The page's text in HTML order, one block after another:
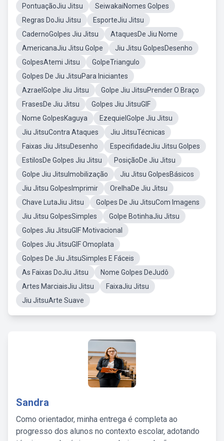
PontuaçãoJiu Jitsu
SeiwakaiNomes Golpes
Regras DoJiu Jitsu
EsporteJiu Jitsu
CadernoGolpes Jiu Jitsu
AtaquesDe Jiu Nome
AmericanaJiu Jitsu Golpe
Jiu Jitsu GolpesDesenho
GolpesAtemi Jitsu
GolpeTriangulo
Golpes De Jiu JitsuPara Iniciantes
AzraelGolpe Jiu Jitsu
Golpe Jiu JitsuPrender O Braço
FrasesDe Jiu Jitsu
Golpes Jiu JitsuGIF
Nome GolpesKaguya
EzequielGolpe Jiu Jitsu
Jiu JitsuContra Ataques
Jiu JitsuTécnicas
Faixas Jiu JitsuDesenho
EspecifidadeJiu Jitsu Golpes
EstilosDe Golpes Jiu Jitsu
PosiçãoDe Jiu Jitsu
Golpe Jiu JitsuImobilização
Jiu Jitsu GolpesBásicos
Jiu Jitsu GolpesImprimir
OrelhaDe Jiu Jitsu
Chave LutaJiu Jitsu
Golpes De Jiu JitsuCom Imagens
Jiu Jitsu GolpesSimples
Golpe BotinhaJiu Jitsu
Golpes Jiu JitsuGIF Motivacional
Golpes Jiu JitsuGIF Omoplata
Golpes De Jiu JitsuSimples E Fáceis
As Faixas DoJiu Jitsu
Nome Golpes DeJudô
Artes MarciaisJiu Jitsu
FaixaJiu Jitsu
Jiu JitsuArte Suave
Sandra
Como orientador, minha entrega é completa ao
progresso dos alunos no contexto escolar, adotando